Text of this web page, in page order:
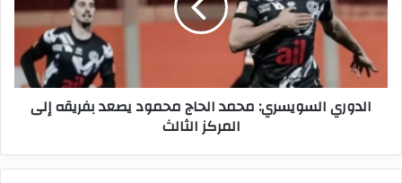
محمود
بفريقه
إلى
المركز
الثالثالدوري السويسري: محمد الحاج محمود يصعد بفريقه إلى
المركز الثالث